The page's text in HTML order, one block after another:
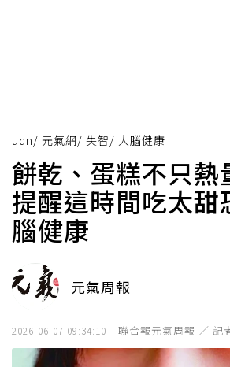
udn/ 元氣網/ 失智/ 大腦健康
餅乾、蛋糕不只熱
提醒這時間吃太甜
腦健康
元氣周報
2026-06-07 09:34:10 聯合報元氣周報 ／ 記